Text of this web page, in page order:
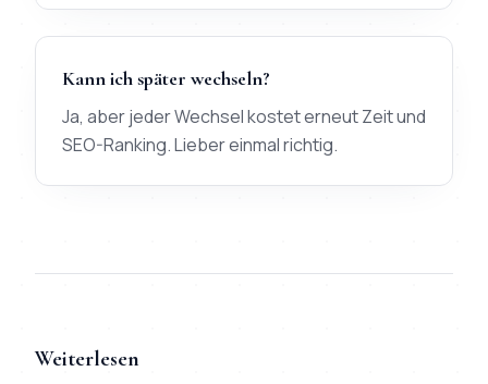
Kann ich später wechseln?
Ja, aber jeder Wechsel kostet erneut Zeit und
SEO-Ranking. Lieber einmal richtig.
Weiterlesen